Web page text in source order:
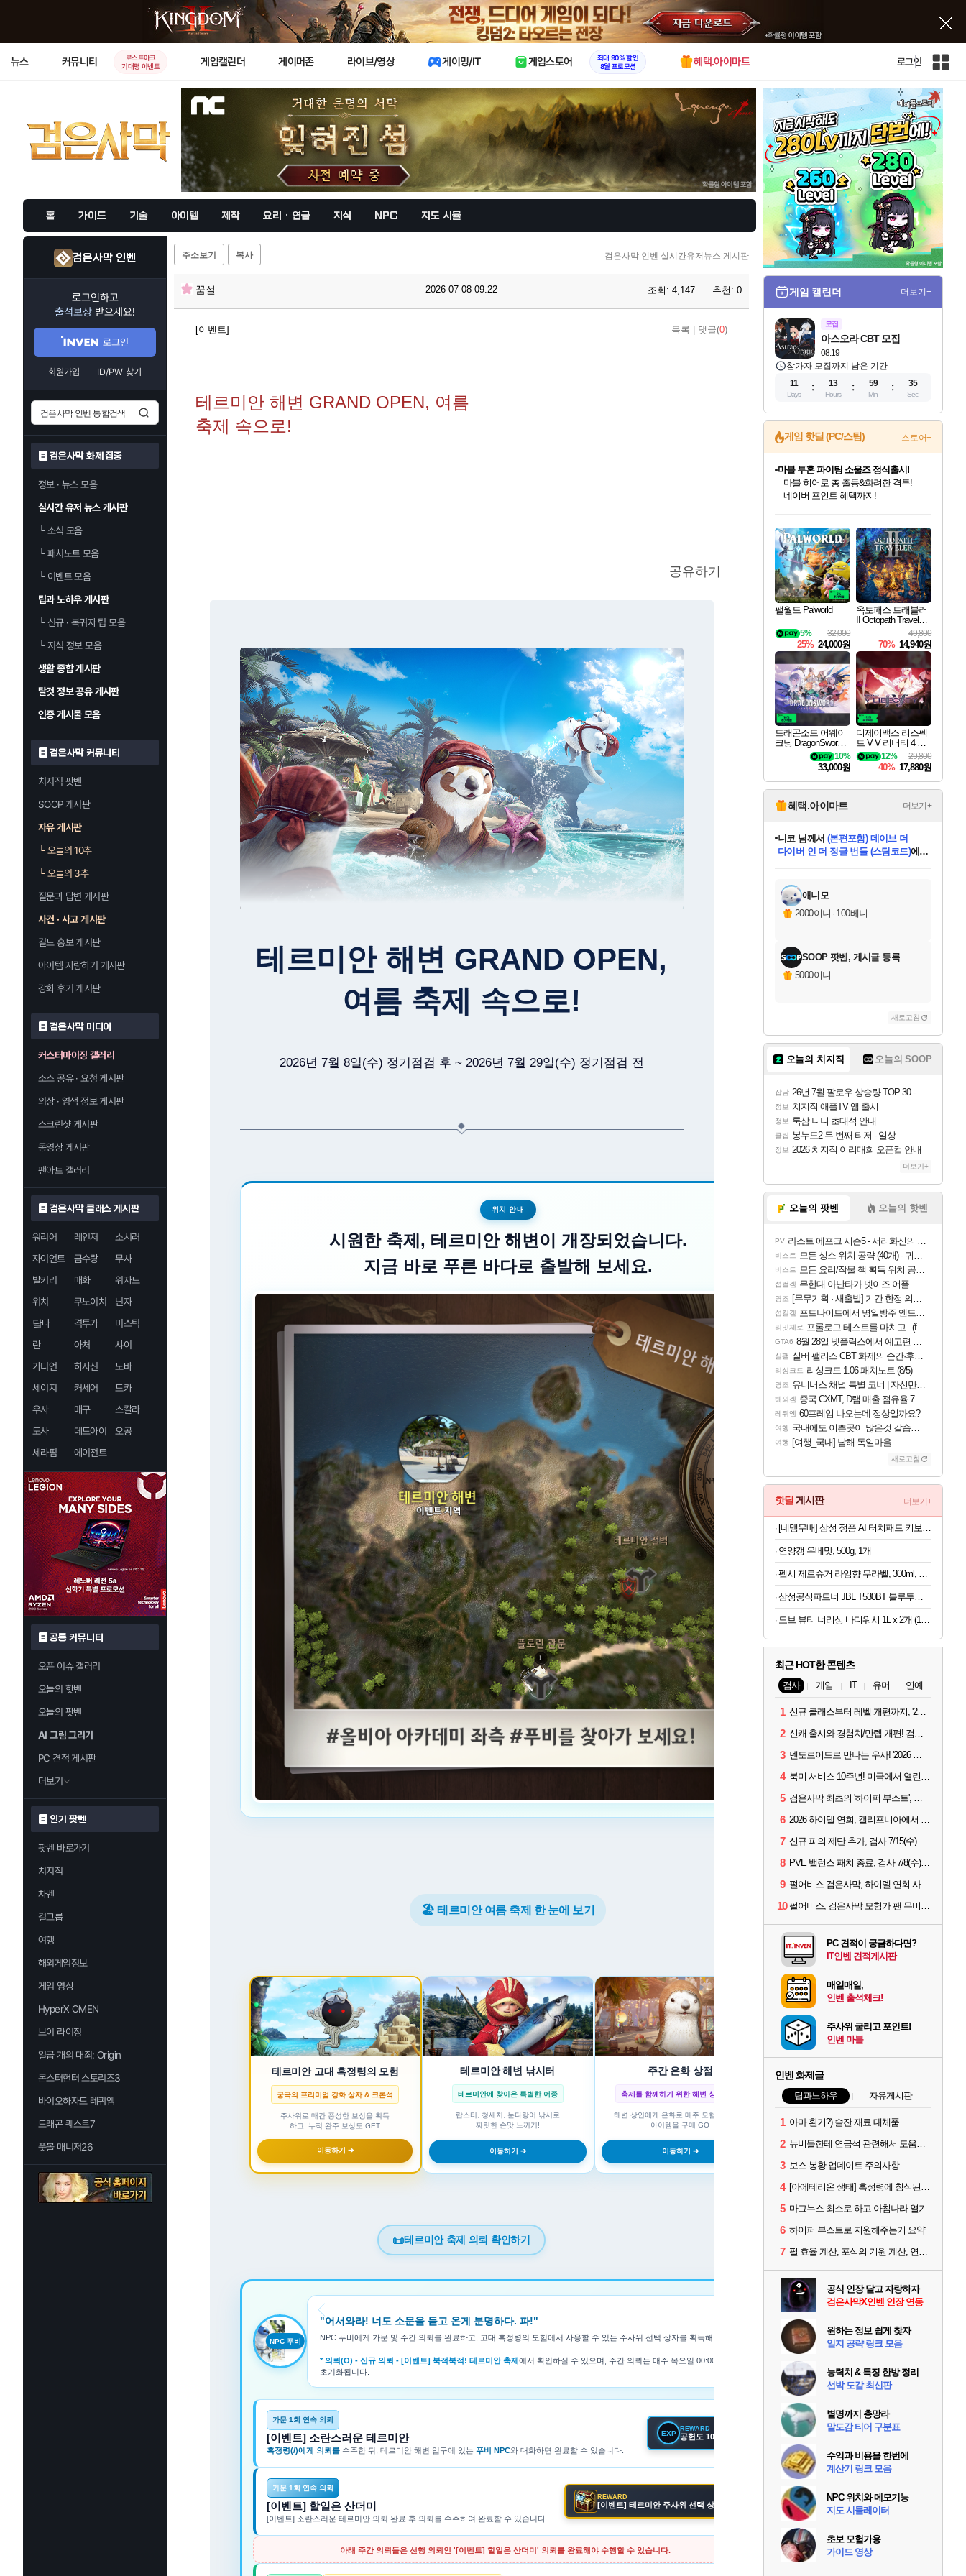
X
뉴스 커뮤니티
로스트아크
기대평 이벤트
게임캘린더 게이머존 라이브/영상 게이밍/IT 게임스토어
최대 90% 할인
8월 프로모션
혜택.아이마트 로그인
인
전
체
사
이
홈 가이드 기술 아이템 제작 요리 · 연금 지식 NPC 지도 시뮬
검은사막 인벤
로그인하고
출석보상 받으세요!
로그인
회원가입 ID/PW 찾기
검은사막 화제 집중
정보 · 뉴스 모음
실시간 유저 뉴스 게시판
└소식 모음
└패치노트 모음
└이벤트 모음
팁과 노하우 게시판
└신규 · 복귀자 팁 모음
└지식 정보 모음
생활 종합 게시판
탈것 정보 공유 게시판
인증 게시물 모음
검은사막 커뮤니티
치지직 팟벤
SOOP 게시판
자유 게시판
└오늘의 10추
└오늘의 3추
질문과 답변 게시판
사건 · 사고 게시판
길드 홍보 게시판
아이템 자랑하기 게시판
강화 후기 게시판
검은사막 미디어
커스터마이징 갤러리
소스 공유 · 요청 게시판
의상 · 염색 정보 게시판
스크린샷 게시판
동영상 게시판
팬아트 갤러리
검은사막 클래스 게시판
워리어 레인저
소서러
자이언트
금수랑
무사
발키리
매화
위자드
위치
쿠노이치
닌자
닼나
격투가
미스틱
란
아처
샤이
가디언
하사신
노바
세이지
커세어
드카
우사
매구
스칼라
도사
데드아이
오공
세라핌
에이전트
공통 커뮤니티
오픈 이슈 갤러리
오늘의 핫벤
오늘의 팟벤
AI 그림 그리기
PC 견적 게시판
더보기
인기 팟벤
팟벤 바로가기
치지직
차벤
걸그룹
여행
해외게임정보
게임 영상
HyperX OMEN
브이 라이징
일곱 개의 대죄: Origin
몬스터헌터 스토리즈3
바이오하자드 레퀴엠
드래곤 퀘스트7
풋볼 매니저26
주소보기 복사 검은사막 인벤 실시간유저뉴스 게시판
꿈설 2026-07-08 09:22 조회: 4,147 추천: 0
[이벤트] 목록 댓글(0)
테르미안 해변 GRAND OPEN, 여름
축제 속으로!
공유하기
테르미안 해변 GRAND OPEN,
여름 축제 속으로!
2026년 7월 8일(수) 정기점검 후 ~ 2026년 7월 29일(수) 정기점검 전
위치 안내
시원한 축제, 테르미안 해변이 개장되었습니다.
지금 바로 푸른 바다로 출발해 보세요.
🏖️ 테르미안 여름 축제 한 눈에 보기
테르미안 고대 흑정령의 모험
궁극의 프리미엄 강화 상자 & 크론석
주사위로 매칸 풍성한 보상을 획득
하고, 누적 완주 보상도 GET
이동하기 ➔
테르미안 해변 낚시터
테르미안에 찾아온 특별한 어종
랍스터, 청새치, 눈다랑어 낚시로
짜릿한 손맛 느끼기!
이동하기 ➔
주간 은화 상점
축제를 함께하기 위한 해변 상인 등장
해변 상인에게 은화로 매주 모험에 필요한
아이템을 구매 GO
이동하기 ➔
📜테르미안 축제 의뢰 확인하기
NPC 푸비
"어서와라! 너도 소문을 듣고 온게 분명하다. 파!"
NPC 푸비에게 가문 및 주간 의뢰를 완료하고, 고대 흑정령의 모험에서 사용할 수 있는 주사위 선택 상자를 획득해 보세요.
* 의뢰(O) - 신규 의뢰 - [이벤트] 북적북적! 테르미안 축제에서 확인하실 수 있으며, 주간 의뢰는 매주 목요일 00:00
초기화됩니다.
가문 1회 연속 의뢰
[이벤트] 소란스러운 테르미안
흑정령(/)에게 의뢰를 수주한 뒤, 테르미안 해변 입구에 있는 푸비 NPC와 대화하면 완료할 수 있습니다.
EXP
REWARD
공헌도 100 획득
가문 1회 연속 의뢰
[이벤트] 할일은 산더미
[이벤트] 소란스러운 테르미안 의뢰 완료 후 의뢰를 수주하여 완료할 수 있습니다.
REWARD
[이벤트] 테르미안 주사위 선택 상자 5개
아래주간 의뢰들은 선행 의뢰인 '[이벤트] 할일은 산더미' 의뢰를 완료해야 수행할 수 있습니다.
게임 캘린더 더보기+
모집
08.19
아스오라 CBT 모집
참가자 모집까지 남은 기간
11
Days
13
Hours
59
Min
33
Sec
게임 핫딜 (PC/스팀) 스토어+
최대 90% 할인가를 만나보세요!
네이버혜택과 함께 만나보세요!
50%할인&추가 적립까지!
마블 투혼 파이팅 소울즈 정식출시!
마블 히어로 총 출동&화려한 격투!
네이버 포인트 혜택까지!
이니&베니 혜택까지!
네이버 혜택가와 함께 예약하세요!
할인&네이버혜택으로 만나보세요!
네이버페이 혜택과 만나보세요!
40주년 프로모션으로 만나보세요!
할인가에 만나보세요!
일부 에디션 상시 할인!
혜택으로 예약 판매 중
편안하게 충전하세요
팰월드 Palworld
32,000
5%
25% 24,000원
옥토패스 트래블러
II Octopath Traveler I
49,800
70% 14,940원
드래곤소드 어웨이
크닝 DragonSword A
10%
33,000원
디제이맥스 리스펙
트 V V 리버티 4 팩
DJMAX RESPECT
V V Liberty 4 Pack D
29,800
12%
40% 17,880원
혜택.아이마트 더보기+
교환.
당첨되셨습니다.
니코님께서 (본편포함) 데이브 더
다이버 인 더 정글 번들 (스팀코드)에
당첨되셨습니다.
당첨되셨습니다.
당첨되셨습니다.
당첨되셨습니다.
당첨되셨습니다.
에디션 (스팀코드)
당첨되셨습니다.
애니모
2000이니 · 100베니
SOOP 팟벤, 게시글 등록
5000이니
새로고침
오늘의 치지직 오늘의 SOOP
잡담 26년 7월 팔로우 상승량 TOP 30 - 월간 치지직
정보 치지직 애플TV 앱 출시
정보 룩삼 니니 초대석 안내
클립 봉누도2 두 번째 티저 - 일상
정보 2026 치지직 이리대회 오픈컵 안내
더보기+
오늘의 팟벤 오늘의 핫벤
PV 라스트 에포크 시즌5 - 서리화신의 분노 티저
비스트 모든 성소 위치 공략 (40개) - 귀환한 영혼 도전과제
비스트 모든 요리/작물 책 획득 위치 공략 (36개) - 미식가 도전과제
섭컬겜 무한대 아난타가 넷이즈 어플 달력에 일정 등록
명조 [무무기획 · 새출발] 기간 한정 의뢰 이벤트
섭컬겜 포트나이트에서 명일방주 엔드필드 [펠리카] 판매 예정
리밋제로 프롤로그 테스트를 마치고.. (feat. 리아)
GTA6 8월 28일 넷플릭스에서 예고편 공개 예정
실팰 실버 팰리스 CBT 화제의 순간·후기 모음
리싱크드 리싱크드 1.06 패치노트 (8/5)
명조 유니버스 채널 특별 코너 | 자신만의 스타일
해외겜 중국 CXMT, D램 매출 점유율 7%…글로벌 4위로 부상
레퀴엠 60프레임 나오는데 정상일까요?
여행 국내에도 이쁜곳이 많은것 같습니다
여행 [여행_국내] 남해 독일마을
새로고침
핫딜 게시판 더보기+
연양갱 우베맛, 500g, 1개
도브 뷰티 너리싱 바디워시 1L x 2개 (1개당 6,800원)
최근 HOT한 콘텐츠
검사 게임 IT 유머 연예
1 신규 클래스부터 레벨 개편까지, '2026 검은사막 하이델 연회' 총정리
2 신캐 출시와 경험치/만렙 개편! 검사 2026 하이델 연회 모아보기
3 넨도로이드로 만나는 우사! '2026 하이델 연회' 막바지 깜짝 공개
4 북미 서비스 10주년! 미국에서 열린 '검은사막 하이델 연회'
5 검은사막 최초의 '하이퍼 부스트', 직접 해봤습니다
6 2026 하이델 연회, 캘리포니아에서 개최
7 신규 피의 제단 추가, 검사 7/15(수) 패치 핵심 정리
8 PVE 밸런스 패치 종료, 검사 7/8(수) 패치 핵심 정리
9 펄어비스 검은사막, 하이델 연회 사전 이벤트 시작
10 펄어비스, 검은사막 모험가 팬 무비 '마디걸스' 글로벌 상영회 개최
PC 견적이 궁금하다면?
IT인벤 견적게시판
매일매일,
인벤 출석체크!
주사위 굴리고 포인트!
인벤 마블
인벤 화제글
팁과노하우 자유게시판
1 아마 환기?) 술잔 재료 대체품
2 뉴비들한테 연금석 관련해서 도움이 될까해서..(벨의심장 등)
3 보스 봉황 업데이트 주의사항
4 [아에테리온 생태] 흑정령에 침식된 검사/용병
5 마그누스 최소로 하고 아침나라 열기
6 하이퍼 부스트로 지원해주는거 요약
7 펄 효율 계산, 포식의 기원 계산, 연금석 계산 사이트 공유
공식 인장 달고 자랑하자
검은사막X인벤 인장 연동
원하는 정보 쉽게 찾자
일지 공략 링크 모음
능력치 & 특징 한방 정리
선박 도감 최신판
별명까지 총망라
말도감 티어 구분표
수익과 비용을 한번에
계산기 링크 모음
NPC 위치와 메모기능
지도 시뮬레이터
초보 모험가용
가이드 영상